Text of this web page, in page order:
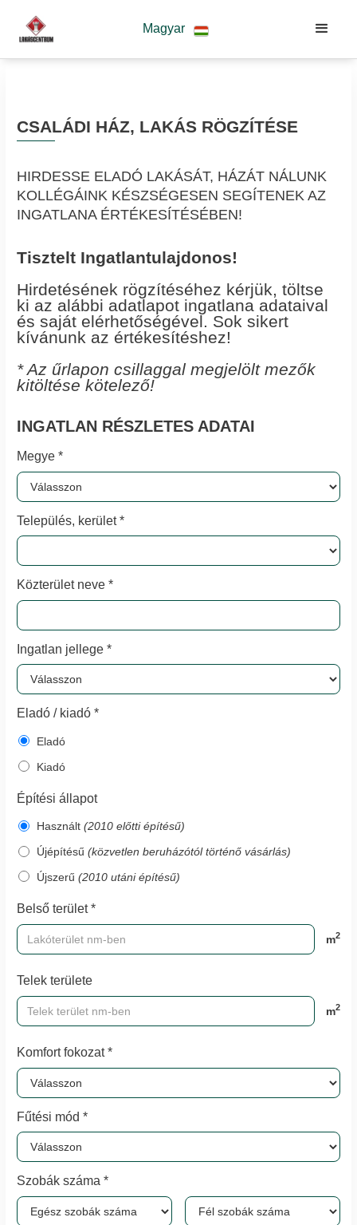
Magyar
CSALÁDI HÁZ, LAKÁS RÖGZÍTÉSE
HIRDESSE ELADÓ LAKÁSÁT, HÁZÁT NÁLUNK
KOLLÉGÁINK KÉSZSÉGESEN SEGÍTENEK AZ
INGATLANA ÉRTÉKESÍTÉSÉBEN!
Tisztelt Ingatlantulajdonos!
Hirdetésének rögzítéséhez kérjük, töltse
ki az alábbi adatlapot ingatlana adataival
és saját elérhetőségével. Sok sikert
kívánunk az értékesítéshez!
* Az űrlapon csillaggal megjelölt mezők
kitöltése kötelező!
INGATLAN RÉSZLETES ADATAI
Megye *
Település, kerület *
Közterület neve *
Ingatlan jellege *
Eladó / kiadó *
Eladó
Kiadó
Építési állapot
Használt(2010 előtti építésű)
Újépítésű(közvetlen beruházótól történő vásárlás)
Újszerű(2010 utáni építésű)
Belső terület *
m2
Telek területe
m2
Komfort fokozat *
Fűtési mód *
Szobák száma *